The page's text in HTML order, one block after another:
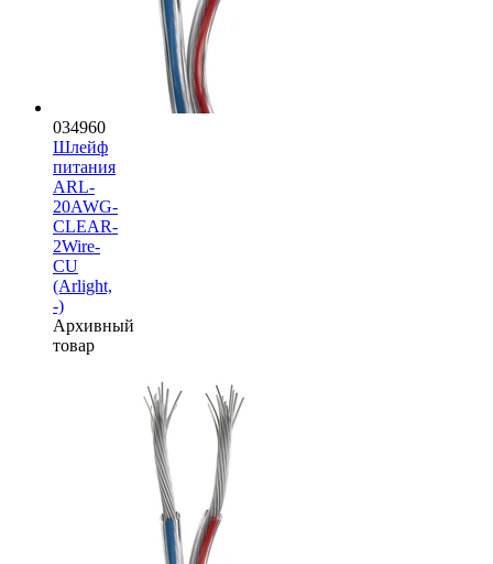
034960
Шлейф
питания
ARL-
20AWG-
CLEAR-
2Wire-
CU
(Arlight,
-)
Архивный
товар